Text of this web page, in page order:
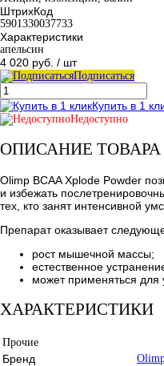
ШтрихКод
5901330037733
Характеристики
апельсин
4 020 руб. / шт
Подписаться
Купить в 1
Недоступно
ОПИСАНИЕ ТОВАРА
Olimp BCAA Xplode Powder
и избежать
тех, кто занят интенсивной
Препарат оказывает
рост мышечной массы;
естественное
может применяться для
ХАРАКТЕРИСТИКИ
Прочие
Бренд